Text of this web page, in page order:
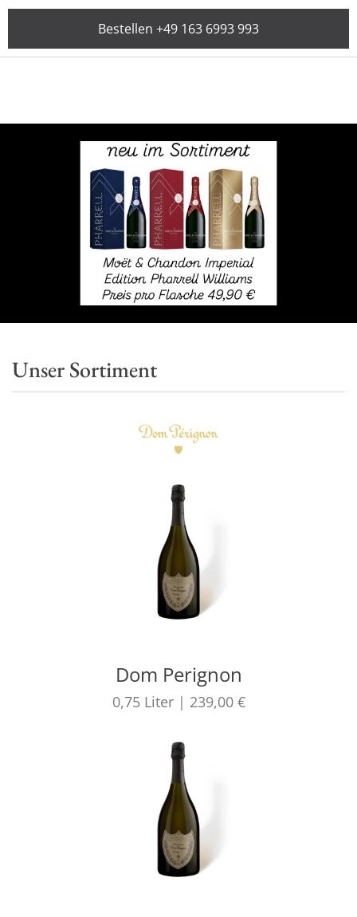
Bestellen +49 163 6993 993
Unser Sortiment
Dom Perignon
0,75 Liter | 239,00 €